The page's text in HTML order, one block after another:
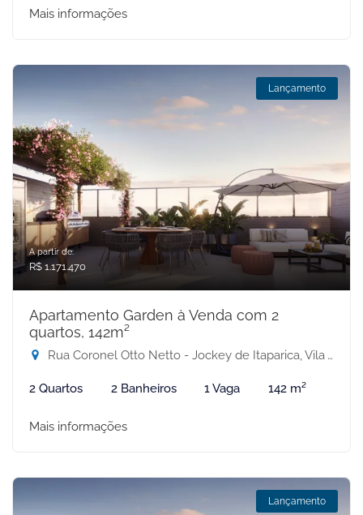
Mais informações
Lançamento
A partir de:
R$ 1.171.470
Apartamento Garden à Venda com 2
quartos, 142m²
Rua Coronel Otto Netto - Jockey de Itaparica, Vila Velha-ES
2 Quartos 2 Banheiros 1 Vaga 142 m²
Mais informações
Lançamento